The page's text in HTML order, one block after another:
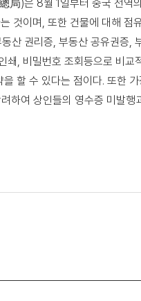
은 8월 1일부터 중국 전역
것이며, 또한 건물에 대해 점
산 권리증, 부동산 공유권증,
, 비밀번호 조회등으로 비교
할 수 있다는 점이다. 또한
하여 상인들의 영수증 미발